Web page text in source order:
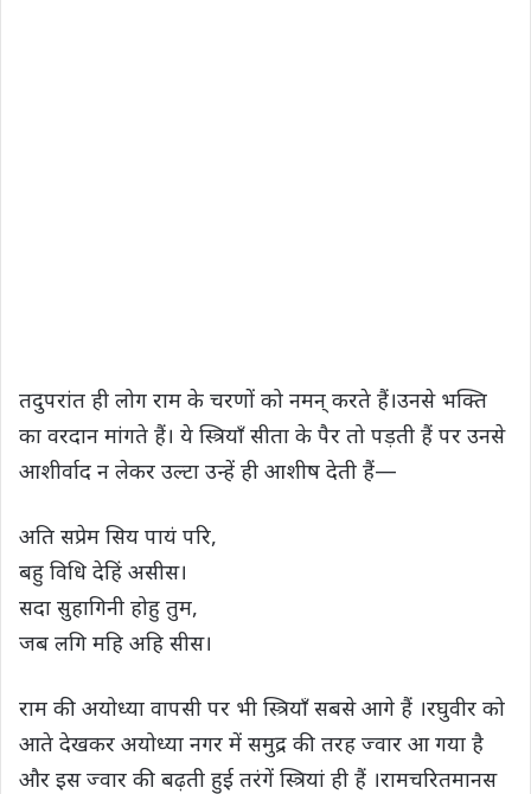
तदुपरांत ही लोग राम के चरणों को नमन् करते हैं।उनसे भक्ति
का वरदान मांगते हैं। ये स्त्रियाँ सीता के पैर तो पड़ती हैं पर उनसे
आशीर्वाद न लेकर उल्टा उन्हें ही आशीष देती हैं—
अति सप्रेम सिय पायं परि,
बहु विधि देहिं असीस।
सदा सुहागिनी होहु तुम,
जब लगि महि अहि सीस।
राम की अयोध्या वापसी पर भी स्त्रियाँ सबसे आगे हैं ।रघुवीर को
आते देखकर अयोध्या नगर में समुद्र की तरह ज्वार आ गया है
और इस ज्वार की बढ़ती हुई तरंगें स्त्रियां ही हैं ।रामचरितमानस